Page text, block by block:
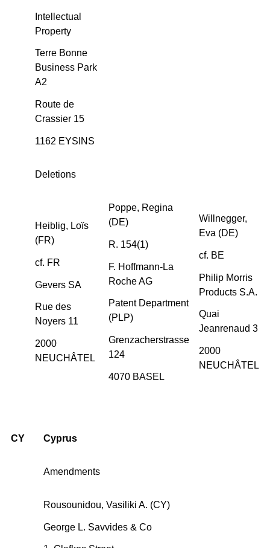
Intellectual
Property
Terre Bonne
Business Park
A2
Route de
Crassier 15
1162 EYSINS
Deletions
Heiblig, Loïs
(FR)
cf. FR
Gevers SA
Rue des
Noyers 11
2000
NEUCHÂTEL
Poppe, Regina
(DE)
R. 154(1)
F. Hoffmann-La
Roche AG
Patent Department
(PLP)
Grenzacherstrasse
124
4070 BASEL
Willnegger,
Eva (DE)
cf. BE
Philip Morris
Products S.A.
Quai
Jeanrenaud 3
2000
NEUCHÂTEL
CY Cyprus
Amendments
Rousounidou, Vasiliki A. (CY)
George L. Savvides & Co